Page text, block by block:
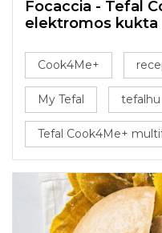
Focaccia - Tefal
elektromos kukta
Cook4Me+
My Tefal tefalhu
Tefal Cook4Me+